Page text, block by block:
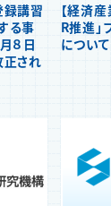
録講習
る事
８日
され
【経済
R推進」
について